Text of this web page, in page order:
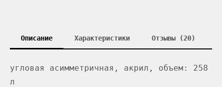
Описание Характеристики Отзывы (20)
угловая асимметричная, акрил, объем: 258
л